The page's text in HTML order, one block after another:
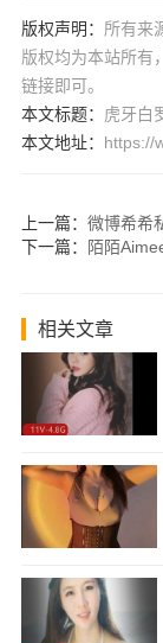
版权声明： 所有来
版权均为本站所有
链接即可。
本文标题： 虎牙白
本文地址： https://
上一篇： 微博希希
下一篇：
陌陌
相关文章